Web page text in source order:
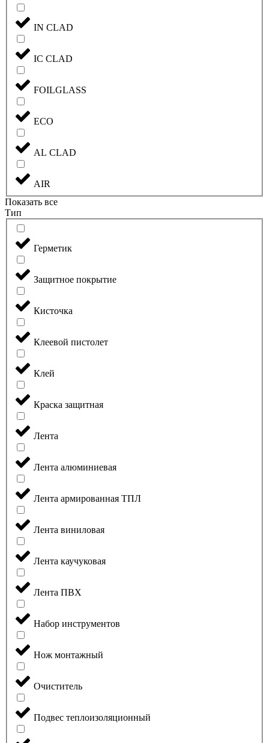
IN CLAD
IC CLAD
FOILGLASS
ECO
AL CLAD
AIR
Показать все
Тип
Герметик
Защитное покрытие
Кисточка
Клеевой пистолет
Клей
Краска защитная
Лента
Лента алюминиевая
Лента армированная ТПЛ
Лента виниловая
Лента каучуковая
Лента ПВХ
Набор инструментов
Нож монтажный
Очиститель
Подвес теплоизоляционный